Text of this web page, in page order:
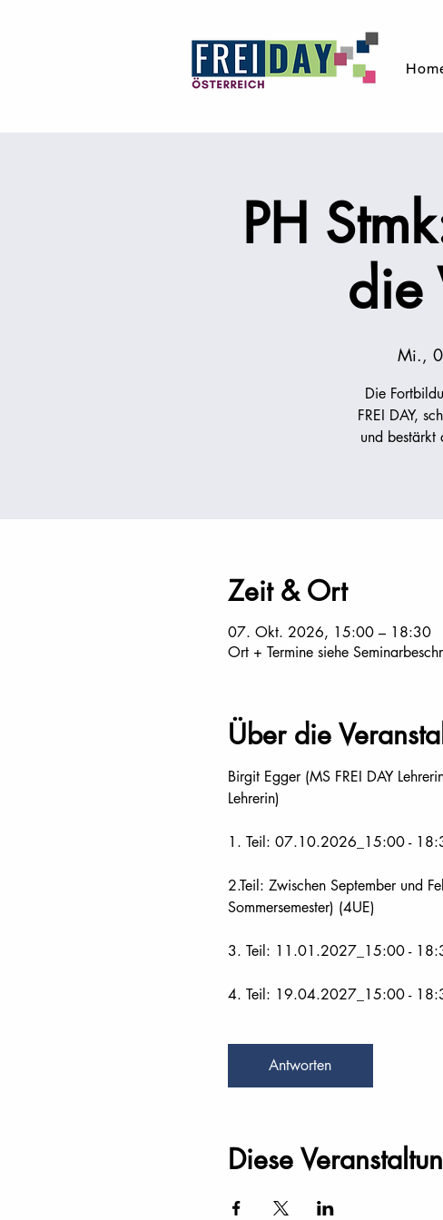
PH
die
Mi.,
Die
FREI DAY,
und bestärkt
Zeit & Ort
07. Okt. 2026, 15:00 – 18:30
Ort + Termine siehe
Über die
Birgit Egger (MS FREI DAY
Lehrerin)
1. Teil: 07.10.2026_15:00 -
2.Teil: Zwischen September und
Sommersemester) (4UE)
3. Teil: 11.01.2027_15:00 -
4. Teil: 19.04.2027_15:00 -
Antworten
Diese